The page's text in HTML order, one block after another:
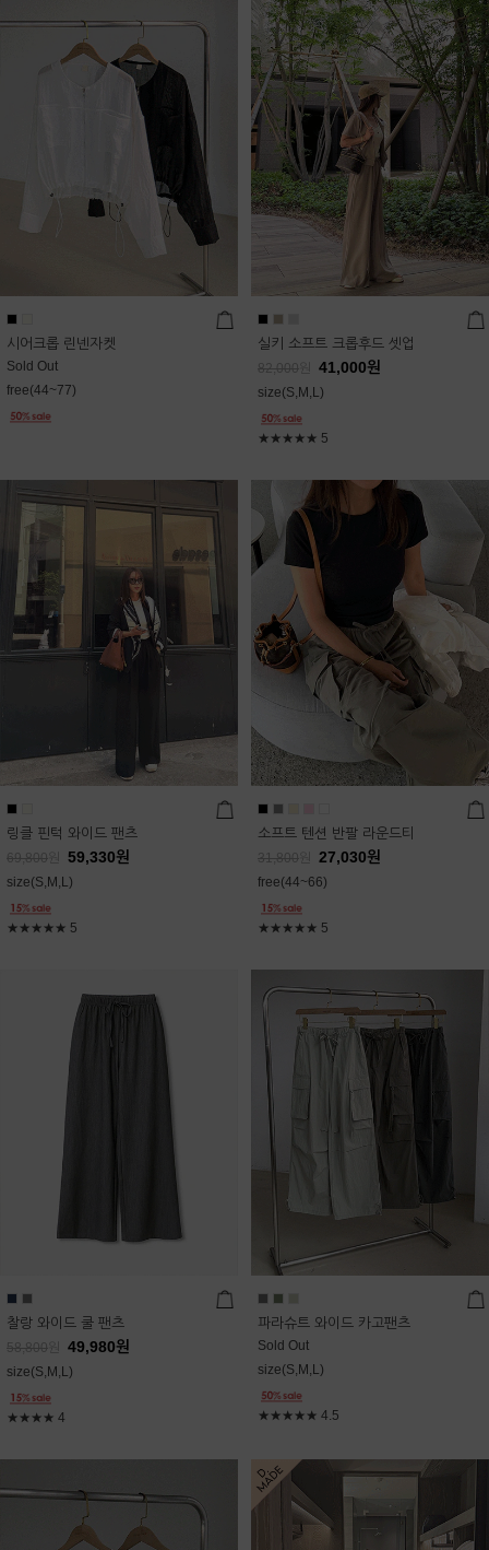
시어크롭 린넨자켓
Sold Out
free(44~77)
실키 소프트 크롭후드 셋업
82,000 41,000원
size(S,M,L)
★★★★★ 5
링클 핀턱 와이드 팬츠
69,800 59,330원
size(S,M,L)
★★★★★ 5
소프트 텐션 반팔 라운드티
31,800 27,030원
free(44~66)
★★★★★ 5
찰랑 와이드 쿨 팬츠
58,800 49,980원
size(S,M,L)
★★★★ 4
파라슈트 와이드 카고팬츠
Sold Out
size(S,M,L)
★★★★★ 4.5